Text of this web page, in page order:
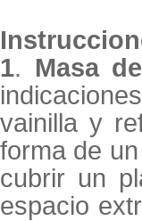
1. Masa
vainilla y
forma de
cubrir un
espacio